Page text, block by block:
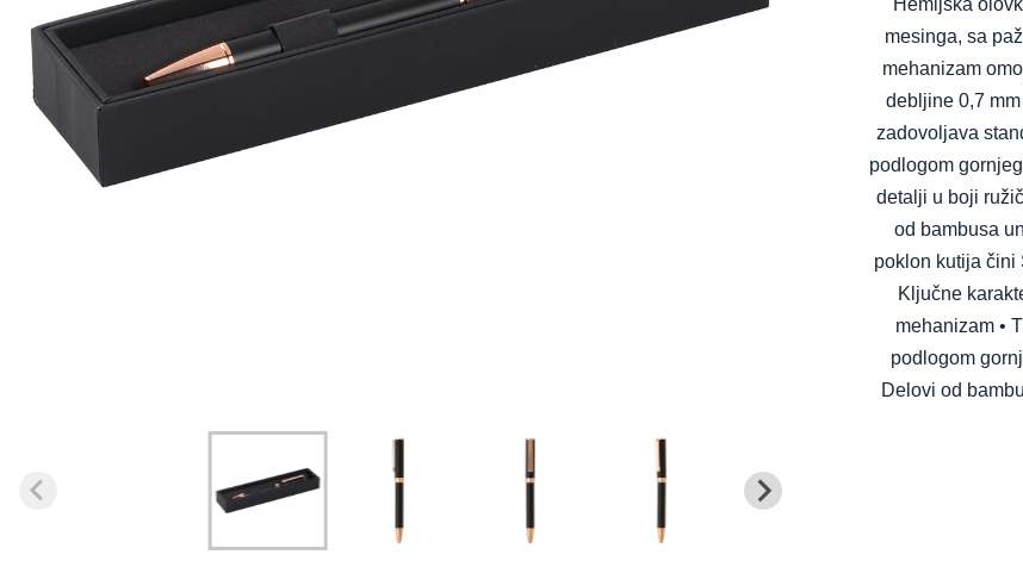
mesinga, sa
mehanizam
debljine 0,7
zadovoljava
podlogom
detalji u boji
od bambusa
poklon kutija čini
Ključne
mehanizam •
podlogom
Delovi od